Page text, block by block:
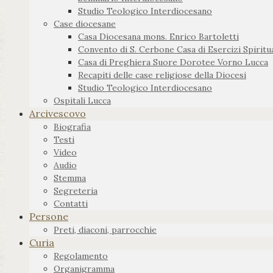
Studio Teologico Interdiocesano
Case diocesane
Casa Diocesana mons. Enrico Bartoletti
Convento di S. Cerbone Casa di Esercizi
Casa di Preghiera Suore Dorotee Vorno Lucca
Recapiti delle case religiose della Diocesi
Studio Teologico Interdiocesano
Ospitali Lucca
Arcivescovo
Biografia
Testi
Video
Audio
Stemma
Segreteria
Contatti
Persone
Preti, diaconi, parrocchie
Curia
Regolamento
Organigramma